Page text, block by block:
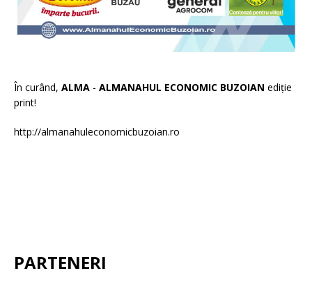
În curând, ALMA - ALMANAHUL ECONOMIC BUZOIAN ediție
print!
http://almanahuleconomicbuzoian.ro
PARTENERI